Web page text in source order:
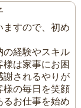
ますので、初め
の経験やスキル
は家事にお困
謝されるやりが
様の毎日を笑顔
るお仕事を始め